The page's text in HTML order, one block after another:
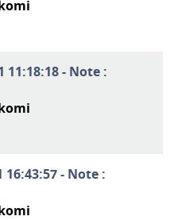
11:18:18 - Note :
16:43:57 - Note :